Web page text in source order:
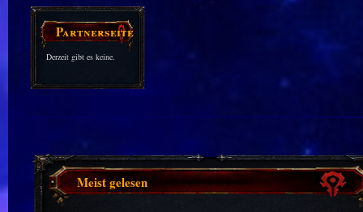
Partnerseiten
Derzeit gibt es keine.
Meist gelesen